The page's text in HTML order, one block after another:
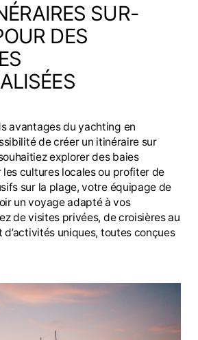
SUR-
DES
avantages du yachting en
de créer un itinéraire sur
explorer des baies
cultures locales ou profiter de
sur la plage, votre équipage de
un voyage adapté à vos
de visites privées, de croisières au
d’activités uniques, toutes conçues